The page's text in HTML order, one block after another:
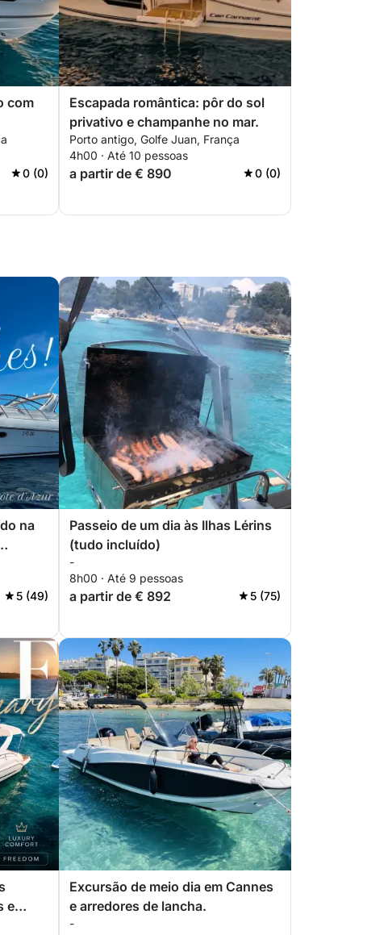
com
0 (0)
Escapada romântica: pôr do sol
privativo e champanhe no mar.
Porto antigo, Golfe Juan, França
4h00 · Até 10 pessoas
a partir de € 890 0 (0)
na
5 (49)
Passeio de um dia às Ilhas Lérins
(tudo incluído)
-
8h00 · Até 9 pessoas
a partir de € 892 5 (75)
e
Excursão de meio dia em Cannes
e arredores de lancha.
-